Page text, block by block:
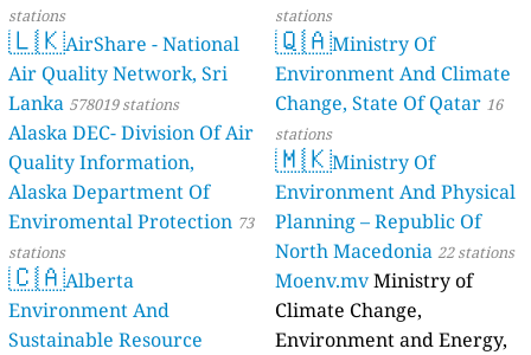
stations
🇱🇰AirShare - National
Air Quality Network, Sri
Lanka 578019 stations
Alaska DEC- Division Of Air
Quality Information,
Alaska Department Of
Enviromental Protection 73
stations
🇨🇦Alberta
Environment And
Sustainable Resource
stations
🇶🇦Ministry Of
Environment And Climate
Change, State Of Qatar 16
stations
🇲🇰Ministry Of
Environment And Physical
Planning – Republic Of
North Macedonia 22 stations
Moenv.mvMinistry of
Climate Change,
Environment and Energy,